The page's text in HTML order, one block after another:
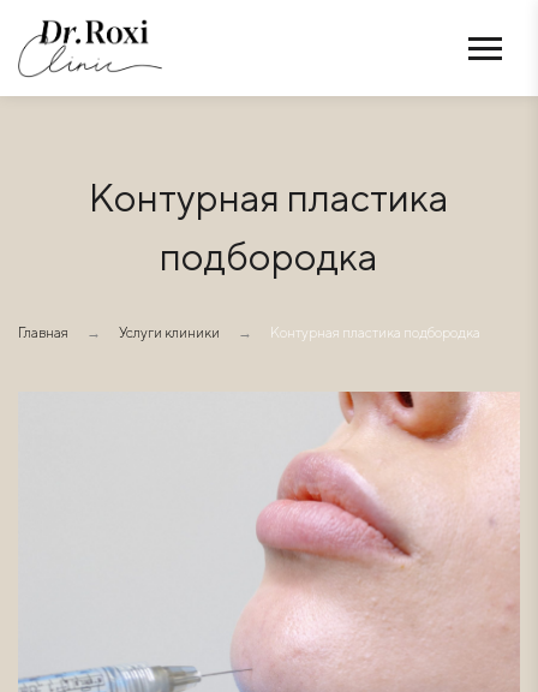
Контурная пластика
подбородка
Главная → Услуги клиники → Контурная пластика подбородка